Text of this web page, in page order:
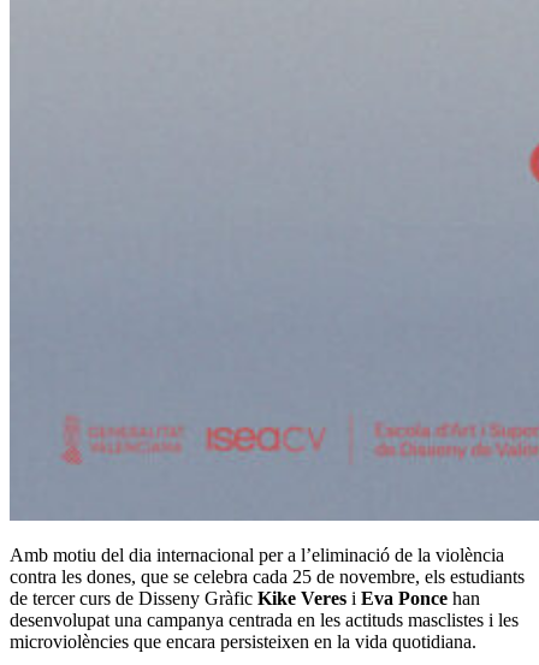
Amb motiu del dia internacional per a l’eliminació de la violència
contra les dones, que se celebra cada 25 de novembre, els estudiants
de tercer curs de Disseny Gràfic Kike Veres i Eva Ponce han
desenvolupat una campanya centrada en les actituds masclistes i les
microviolències que encara persisteixen en la vida quotidiana.